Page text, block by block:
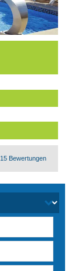
15 Bewertungen